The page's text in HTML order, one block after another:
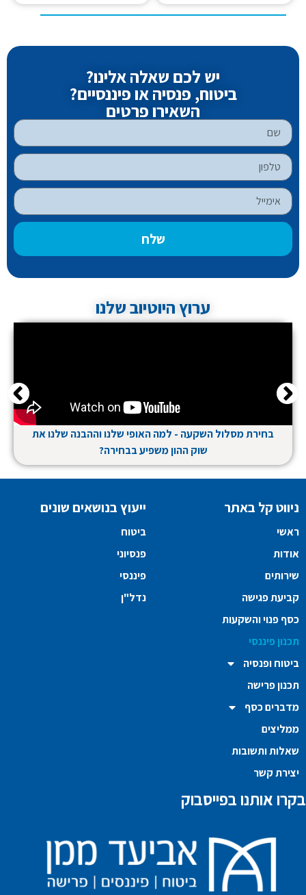
יש לכם שאלה אלינו?
ביטוח, פנסיה או פיננסיים?
השאירו פרטים
שלח
ערוץ היוטיוב שלנו
בחירת מסלול השקעה - למה האופי שלנו וההבנה שלנו את
שוק ההון משפיע בבחירה?
ניווט קל באתר
ראשי
אודות
שירותים
קביעת פגישה
כסף פנוי והשקעות
תכנון פיננסי
ביטוח ופנסיה
תכנון פרישה
מדברים כסף
ממליצים
שאלות ותשובות
יצירת קשר
ייעוץ בנושאים שונים
ביטוח
פנסיוני
פיננסי
נדל"ן
בקרו אותנו בפייסבוק